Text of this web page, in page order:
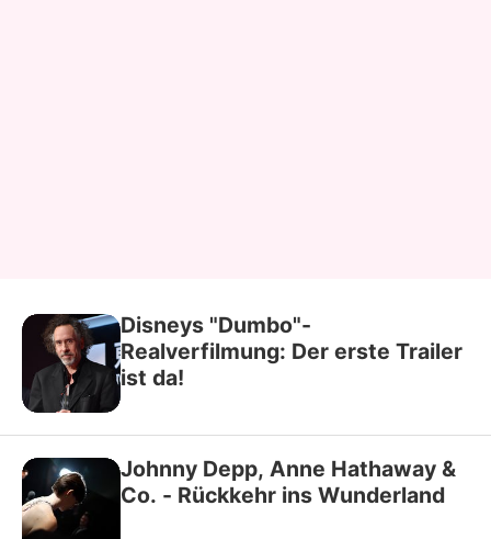
Disneys "Dumbo"-
Realverfilmung: Der erste Trailer
ist da!
Johnny Depp, Anne Hathaway &
Co. - Rückkehr ins Wunderland